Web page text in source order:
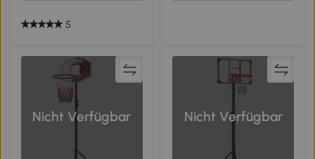
5
Nicht Verfügbar Nicht Verfügbar